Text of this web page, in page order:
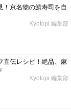
！京名物の鯖寿司を自
Kyotopi 編集部
直伝レシピ！絶品、麻
Kyotopi 編集部